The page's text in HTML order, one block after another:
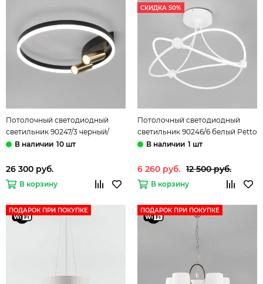
Потолочный светодиодный
светильник 90247/3 черный/
золото Luminari Smart Eurosvet
10 шт
26 300 руб.
В корзину
СКИДКА 50%
Потолочный светодиодный
светильник 90246/6 белый Petto
Smart Eurosvet1 шт
6 260 руб. 12 500 руб.
В корзину
ПОДАРОК ПРИ ПОКУПКЕ ПОДАРОК ПРИ ПОКУПКЕ